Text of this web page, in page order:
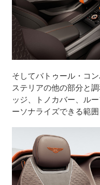
そしてバトゥール・コ
ステリアの他の部分と
ッジ、トノカバー、ル
ーソナライズできる範囲